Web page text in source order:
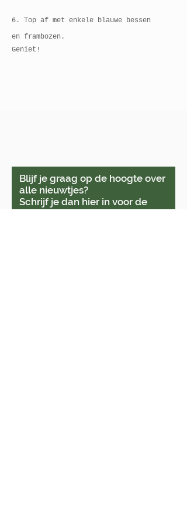
6. Top af met enkele blauwe bessen
en frambozen.​
Geniet!
Blijf je graag op de hoogte over
alle nieuwtjes?
Schrijf je dan hier in voor de
nieuwsbrief!